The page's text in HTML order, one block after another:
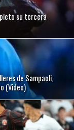
su tercera
de Sampaoli,
(Video)